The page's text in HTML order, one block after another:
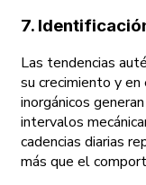
7.
Las tendencias
su crecimiento y
inorgánicos
intervalos
cadencias diarias
más que el